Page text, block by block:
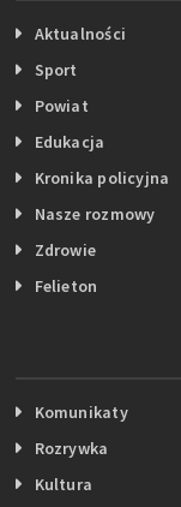
Aktualności
Sport
Powiat
Edukacja
Kronika policyjna
Nasze rozmowy
Zdrowie
Felieton
Komunikaty
Rozrywka
Kultura